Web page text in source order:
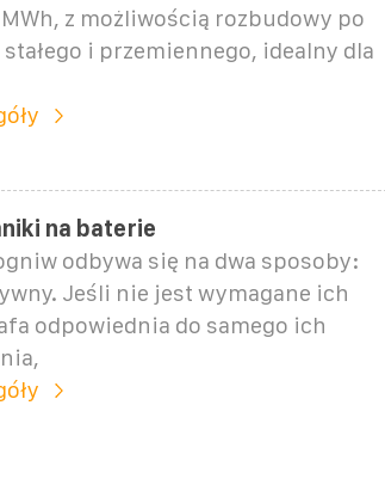
z możliwością rozbudowy po
i przemiennego, idealny dla
na baterie
odbywa się na dwa sposoby:
Jeśli nie jest wymagane ich
odpowiednia do samego ich